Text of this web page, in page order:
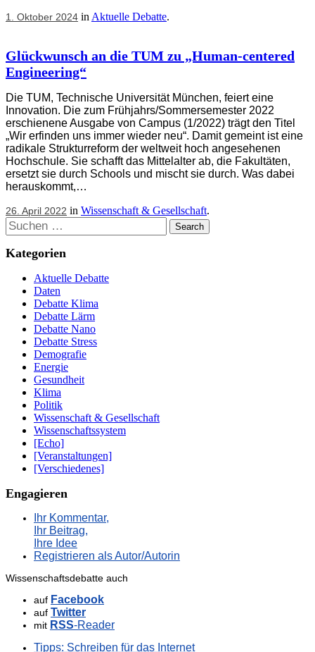
1. Oktober 2024 in Aktuelle Debatte.
Glückwunsch an die TUM zu „Human-centered
Engineering“
Die TUM, Technische Universität München, feiert eine
Innovation. Die zum Frühjahrs/Sommersemester 2022
erschienene Ausgabe von Campus (1/2022) trägt den Titel
„Wir erfinden uns immer wieder neu“. Damit gemeint ist eine
radikale Strukturreform der weltweit hoch angesehenen
Hochschule. Sie schafft das Mittelalter ab, die Fakultäten,
ersetzt sie durch Schools und mischt sie durch. Was dabei
herauskommt,…
26. April 2022 in Wissenschaft & Gesellschaft.
Suchen
Kategorien
Aktuelle Debatte
Daten
Debatte Klima
Debatte Lärm
Debatte Nano
Debatte Stress
Demografie
Energie
Gesundheit
Klima
Politik
Wissenschaft & Gesellschaft
Wissenschaftssystem
[Echo]
[Veranstaltungen]
[Verschiedenes]
Engagieren
Ihr Kommentar,
Ihr Beitrag,
Ihre Idee
Registrieren als Autor/Autorin
Wissenschaftsdebatte auch
auf Facebook
auf Twitter
mit RSS-Reader
Tipps: Schreiben für das Internet